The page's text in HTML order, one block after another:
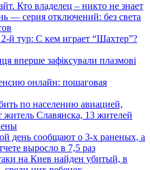
Кто владелец – никто не знает
— серия отключений: без света
й тур: С кем играет “Шахтер”?
вперше зафіксували плазмові
онлайн: пошаговая
по населению авиацией,
Славянска, 13 жителей
день сообщают о 3-х раненых, а
выросло в 7,5 раз
на Киев найден убитый, в